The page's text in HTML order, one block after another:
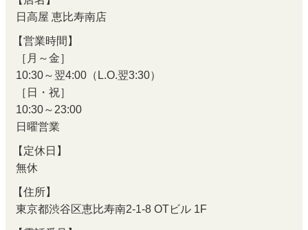
日高屋 恵比寿南店
【営業時間】
［月～金］
10:30～翌4:00（L.O.翌3:30）
［日・祝］
10:30～23:00
日曜営業
【定休日】
無休
【住所】
東京都渋谷区恵比寿南2-1-8 OTビル 1F